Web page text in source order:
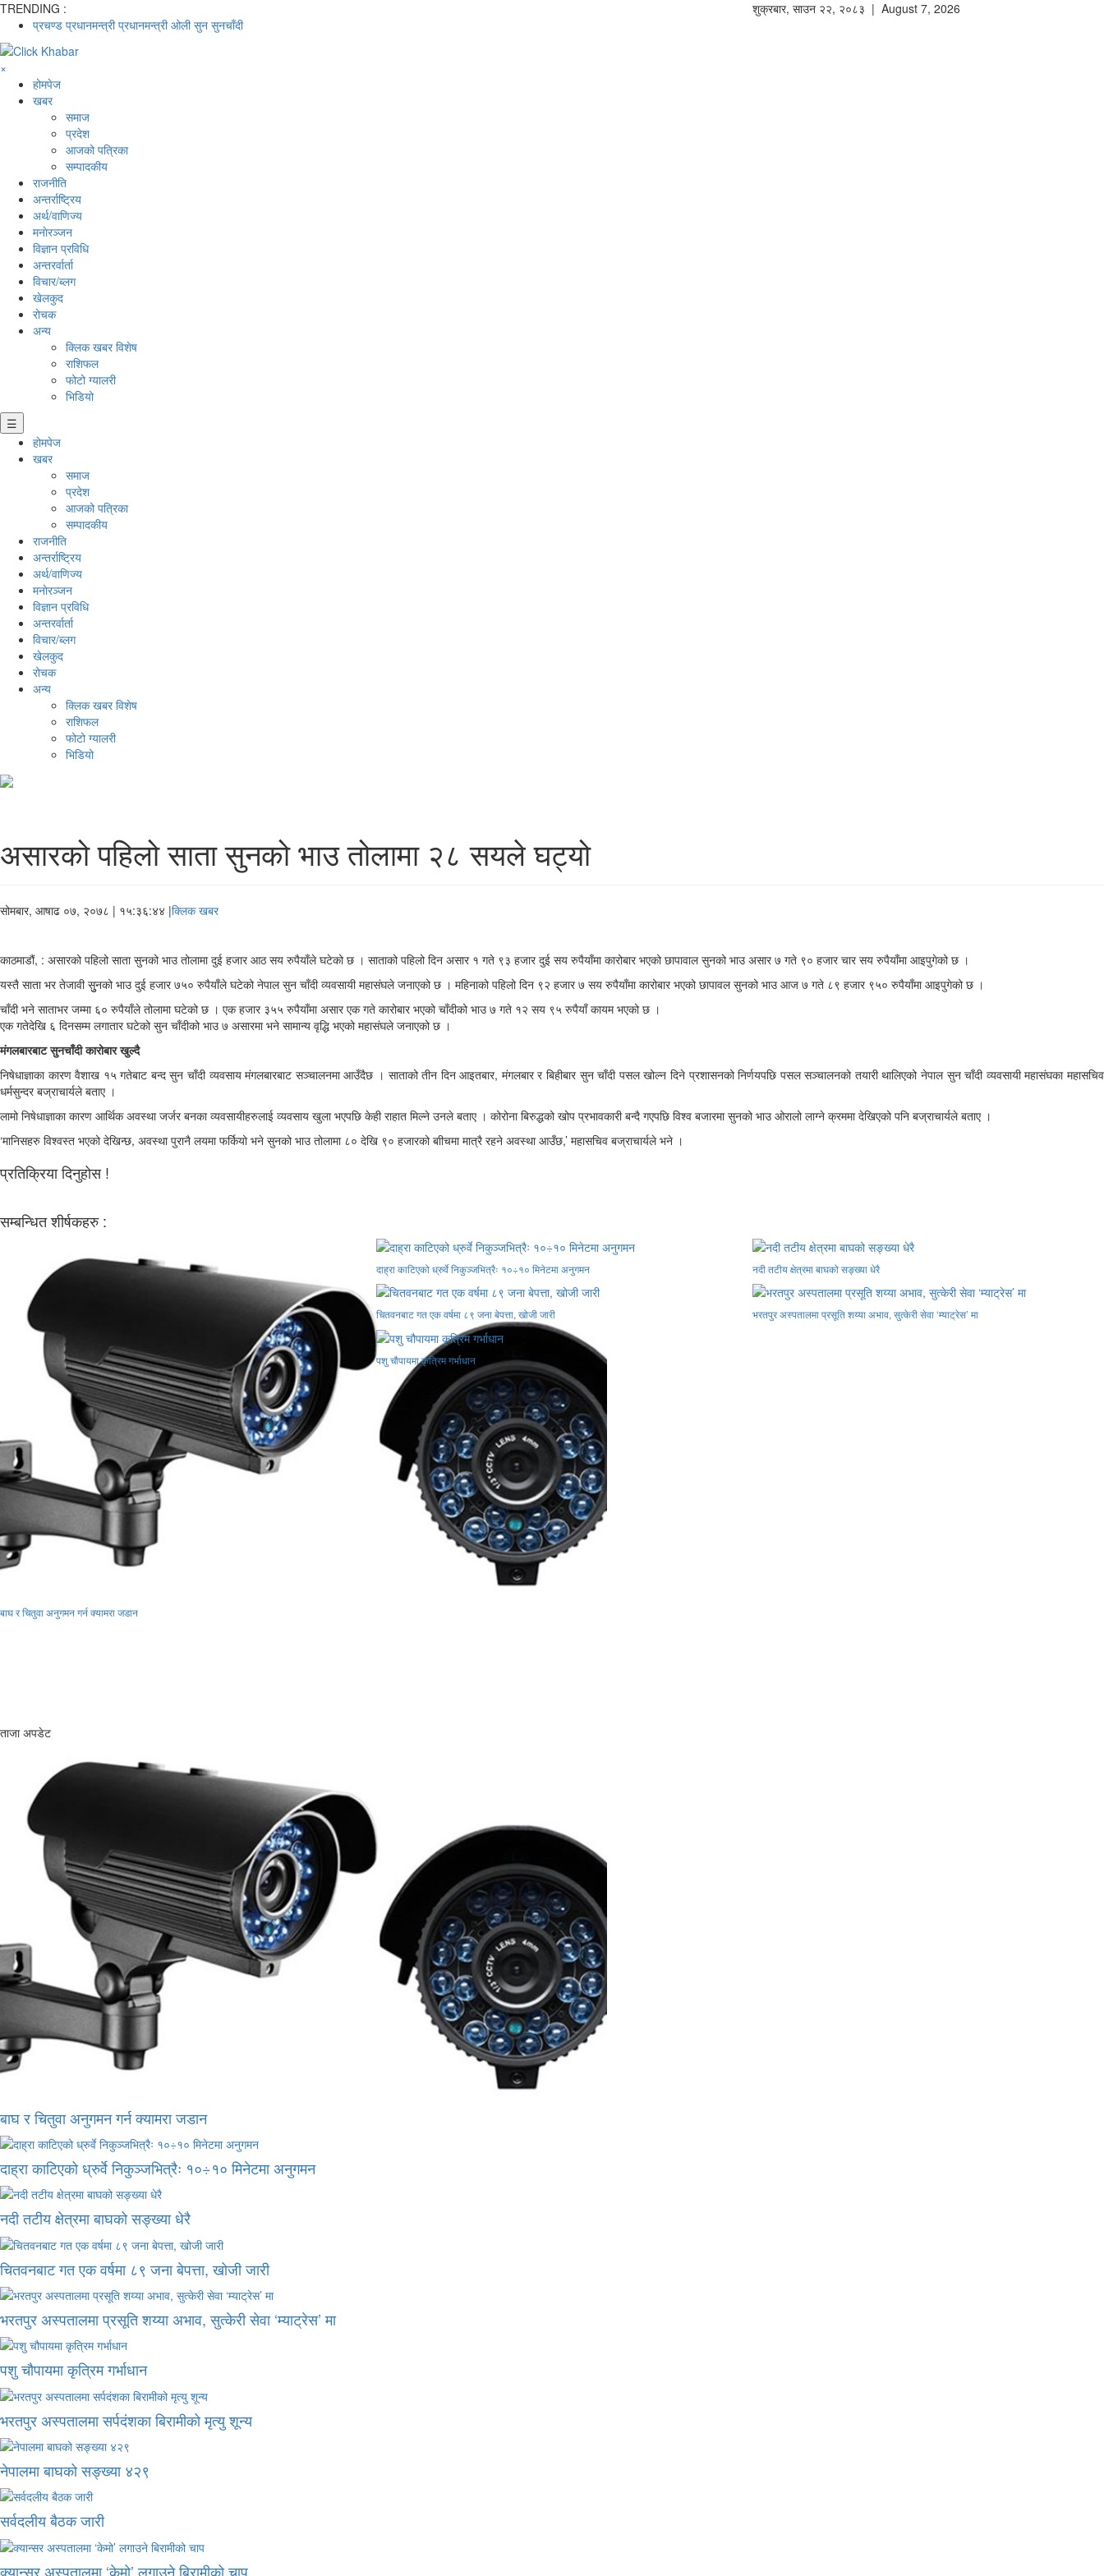
TRENDING :
प्रचण्ड प्रधानमन्त्री प्रधानमन्त्री ओली सुन सुनचाँदी
शुक्रबार, साउन २२, २०८३ | August 7, 2026
×
होमपेज
खबर
समाज
प्रदेश
आजको पत्रिका
सम्पादकीय
राजनीति
अन्तर्राष्ट्रिय
अर्थ/वाणिज्य
मनाेरञ्जन
विज्ञान प्रविधि
अन्तरर्वार्ता
विचार/ब्लग
खेलकुद
रोचक
अन्य
क्लिक खबर विशेष
राशिफल
फोटो ग्यालरी
भिडियो
☰
होमपेज
खबर
समाज
प्रदेश
आजको पत्रिका
सम्पादकीय
राजनीति
अन्तर्राष्ट्रिय
अर्थ/वाणिज्य
मनाेरञ्जन
विज्ञान प्रविधि
अन्तरर्वार्ता
विचार/ब्लग
खेलकुद
रोचक
अन्य
क्लिक खबर विशेष
राशिफल
फोटो ग्यालरी
भिडियो
असारको पहिलो साता सुनको भाउ तोलामा २८ सयले घट्यो
सोमबार, आषाढ ०७, २०७८ | १५:३६:४४ |क्लिक खबर
काठमाडौं, : असारको पहिलो साता सुनको भाउ तोलामा दुई हजार आठ सय रुपैयाँले घटेको छ । साताको पहिलो दिन असार १ गते ९३ हजार दुई सय रुपैयाँमा कारोबार भएको छापावाल सुनको भाउ असार ७ गते ९० हजार चार सय रुपैयाँमा आइपुगेको छ ।
यस्तै साता भर तेजावी सुुनको भाउ दुई हजार ७५० रुपैयाँले घटेको नेपाल सुन चाँदी व्यवसायी महासंघले जनाएको छ । महिनाको पहिलो दिन ९२ हजार ७ सय रुपैयाँमा कारोबार भएको छापावल सुनको भाउ आज ७ गते ८९ हजार ९५० रुपैयाँमा आइपुगेको छ ।
चाँदी भने साताभर जम्मा ६० रुपैयाँले तोलामा घटेको छ । एक हजार ३५५ रुपैयाँमा असार एक गते कारोबार भएको चाँदीको भाउ ७ गते १२ सय ९५ रुपैयाँ कायम भएको छ ।
एक गतेदेखि ६ दिनसम्म लगातार घटेको सुन चाँदीको भाउ ७ असारमा भने सामान्य वृद्धि भएको महासंघले जनाएको छ ।
मंगलबारबाट सुनचाँदी कारोबार खुल्दै
निषेधाज्ञाका कारण वैशाख १५ गतेबाट बन्द सुन चाँदी व्यवसाय मंगलबारबाट सञ्चालनमा आउँदैछ । साताको तीन दिन आइतबार, मंगलबार र बिहीबार सुन चाँदी पसल खोल्न दिने प्रशासनको निर्णयपछि पसल सञ्चालनको तयारी थालिएको नेपाल सुन चाँदी व्यवसायी महासंघका महासचिव
धर्मसुन्दर बज्राचार्यले बताए ।
लामो निषेधाज्ञाका कारण आर्थिक अवस्था जर्जर बनका व्यवसायीहरुलाई व्यवसाय खुला भएपछि केही राहात मिल्ने उनले बताए । कोरोना बिरुद्धको खोप प्रभावकारी बन्दै गएपछि विश्व बजारमा सुनको भाउ ओरालो लाग्ने क्रममा देखिएको पनि बज्राचार्यले बताए ।
‘मानिसहरु विश्वस्त भएको देखिन्छ, अवस्था पुरानै लयमा फर्कियो भने सुनको भाउ तोलामा ८० देखि ९० हजारको बाीचमा मात्रै रहने अवस्था आउँछ,’ महासचिव बज्राचार्यले भने ।
प्रतिक्रिया दिनुहोस !
सम्बन्धित शीर्षकहरु :
बाघ र चितुवा अनुगमन गर्न क्यामरा जडान
दाह्रा काटिएको ध्रुर्वे निकुञ्जभित्रैः १०÷१० मिनेटमा अनुगमन नदी तटीय क्षेत्रमा बाघको सङ्ख्या धेरै
चितवनबाट गत एक वर्षमा ८९ जना बेपत्ता, खोजी जारी भरतपुर अस्पतालमा प्रसूति शय्या अभाव, सुत्केरी सेवा ‘म्याट्रेस’ मा
पशु चौपायमा कृत्रिम गर्भाधान
ताजा अपडेट
बाघ र चितुवा अनुगमन गर्न क्यामरा जडान
दाह्रा काटिएको ध्रुर्वे निकुञ्जभित्रैः १०÷१० मिनेटमा अनुगमन
नदी तटीय क्षेत्रमा बाघको सङ्ख्या धेरै
चितवनबाट गत एक वर्षमा ८९ जना बेपत्ता, खोजी जारी
भरतपुर अस्पतालमा प्रसूति शय्या अभाव, सुत्केरी सेवा ‘म्याट्रेस’ मा
पशु चौपायमा कृत्रिम गर्भाधान
भरतपुर अस्पतालमा सर्पदंशका बिरामीको मृत्यु शून्य
नेपालमा बाघको सङ्ख्या ४२९
सर्वदलीय बैठक जारी
क्यान्सर अस्पतालमा ‘केमो’ लगाउने बिरामीको चाप